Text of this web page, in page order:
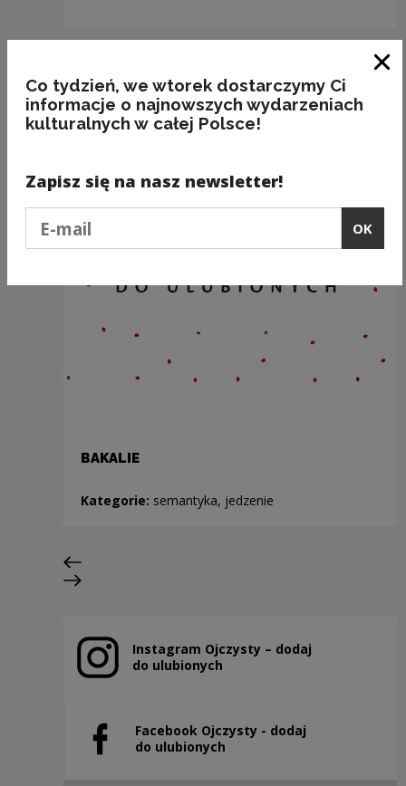
BAKALIE
Kategorie: semantyka, jedzenie
Previous slide
Next slide
Instagram Ojczysty – dodaj
do ulubionych
Note, the link will open in a new window
Facebook Ojczysty - dodaj
do ulubionych
Note, the link will open in a new window
Co tydzień, we wtorek dostarczymy Ci
informacje o najnowszych wydarzeniach
kulturalnych w całej Polsce!
Zapisz się na nasz newsletter!
OK